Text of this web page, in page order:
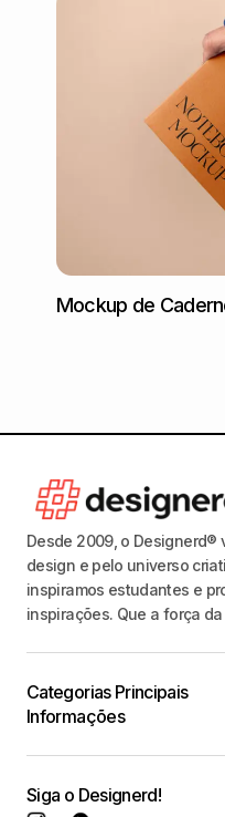
Mockup de
Desde 2009, o Designerd®
design e pelo universo
inspiramos estudantes e
inspirações. Que a força
Categorias Principais
Informações
Siga o Designerd!